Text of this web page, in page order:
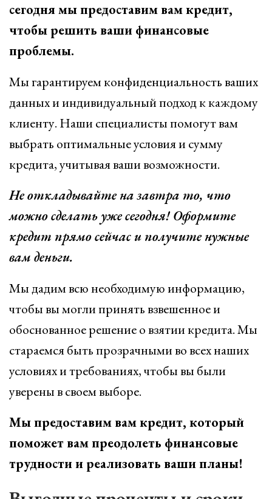
сегодня мы предоставим вам кредит,
чтобы решить ваши финансовые
проблемы.
Мы гарантируем конфиденциальность ваших
данных и индивидуальный подход к каждому
клиенту. Наши специалисты помогут вам
выбрать оптимальные условия и сумму
кредита, учитывая ваши возможности.
Не откладывайте на завтра то, что
можно сделать уже сегодня! Оформите
кредит прямо сейчас и получите нужные
вам деньги.
Мы дадим всю необходимую информацию,
чтобы вы могли принять взвешенное и
обоснованное решение о взятии кредита. Мы
стараемся быть прозрачными во всех наших
условиях и требованиях, чтобы вы были
уверены в своем выборе.
Мы предоставим вам кредит, который
поможет вам преодолеть финансовые
трудности и реализовать ваши планы!